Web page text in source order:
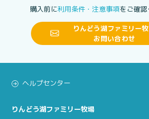
購入前に利用条件・注意事項をご確認
りんどう湖ファミリー
お問い合わせ
ヘルプセンター
りんどう湖ファミリー牧場